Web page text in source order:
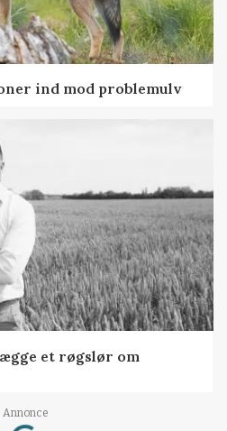
ind mod problemulv
et røgslør om
Annonce